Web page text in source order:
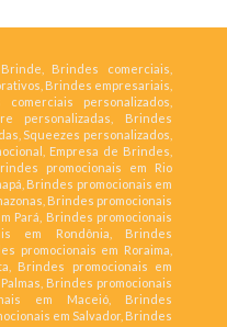
Brindes comerciais,
Brindes empresariais,
personalizados,
personalizadas, Brindes
Squeezes personalizados,
Empresa de Brindes,
promocionais em Rio
Brindes promocionais em
Brindes promocionais
Pará, Brindes promocionais
em Rondônia, Brindes
promocionais em Roraima,
Brindes promocionais em
Brindes promocionais
em Maceió, Brindes
em Salvador, Brindes